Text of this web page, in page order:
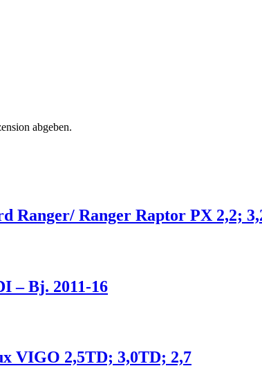
abgeben.
Ranger Raptor PX 2,2;
– Bj. 2011-16
VIGO 2,5TD; 3,0TD; 2,7